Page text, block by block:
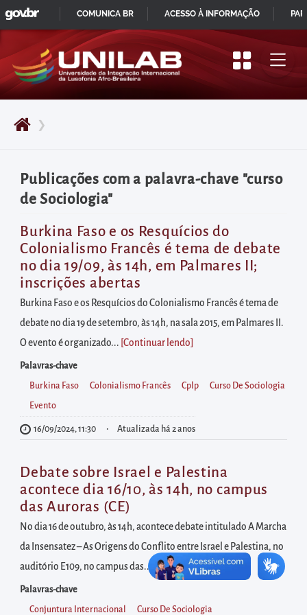
Pular
para
início
do
principal
Acessar
diretamente
o
menu
principal
Acessar
diretamente
à
área
para
realizar
buscas
internas
diretamente
as
informações
postas
no
rodapé
❯
Publicações com a palavra-chave "curso
de Sociologia"
Burkina Faso e os Resquícios do
Colonialismo Francês é tema de debate
no dia 19/09, às 14h, em Palmares II;
inscrições abertas
Burkina Faso e os Resquícios do Colonialismo Francês é tema de
debate no dia 19 de setembro, às 14h, na sala 2015, em Palmares II.
O evento é organizado... [Continuar lendo
Palavras-chave
Burkina Faso Colonialismo Francês Cplp Curso De Sociologia
Evento
16/09/2024, 11:30 Atualizada há 2 anos
Debate sobre Israel e Palestina
acontece dia 16/10, às 14h, no campus
das Auroras (CE)
No dia 16 de outubro, às 14h, acontece debate intitulado A Marcha
da Insensatez – As Origens do Conflito entre Israel e Palestina, no
auditório E109, no campus das...
[Continuar lendo]
Palavras-chave
Conjuntura Internacional Curso De Sociologia
IR
PARA
CONTEÚDO
GOVBR
COMUNICA BR ACESSO À INFORMAÇÃO